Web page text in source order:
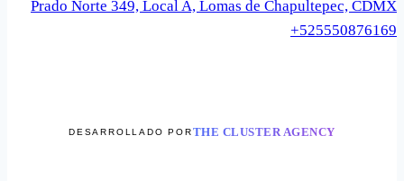
Prado Norte 349, Local A, Lomas de Chapultepec, CDMX
+525550876169
DESARROLLADO PORTHE CLUSTER AGENCY